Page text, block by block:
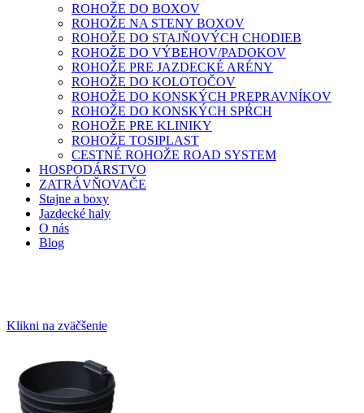
ROHOŽE DO BOXOV
ROHOŽE NA STENY BOXOV
ROHOŽE DO STAJŇOVÝCH CHODIEB
ROHOŽE DO VÝBEHOV/PADOKOV
ROHOŽE PRE JAZDECKÉ ARÉNY
ROHOŽE DO KOLOTOČOV
ROHOŽE DO KONSKÝCH PREPRAVNÍKOV
ROHOŽE DO KONSKÝCH SPŔCH
ROHOŽE PRE KLINIKY
ROHOŽE TOSIPLAST
CESTNÉ ROHOŽE ROAD SYSTEM
HOSPODÁRSTVO
ZATRÁVŇOVAČE
Stajne a boxy
Jazdecké haly
O nás
Blog
Klikni na zväčšenie